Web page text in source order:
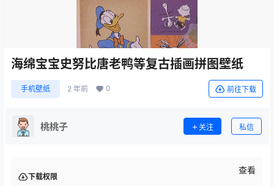
海绵宝宝史努比唐老鸭等复古插画拼图壁纸
手机壁纸 2 年前 0 前往下载
桃桃子 关注 私信
下载权限
查看